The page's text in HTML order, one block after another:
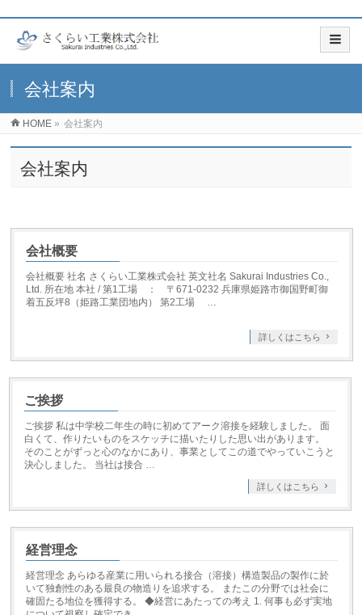
会社案内
HOME » 会社案内
会社案内
会社概要
会社概要 社名 さくらい工業株式会社 英文社名 Sakurai Industries Co.,
Ltd. 所在地 本社 / 第1工場 ： 〒671-0232 兵庫県姫路市御国野町御
着五反坪8（姫路工業団地内） 第2工場 …
詳しくはこちら
ご挨拶
ご挨拶 私は中学校二年生の時に初めてアーク溶接を経験しました。 面
白くて、作りたいものをスケッチに描いたりした思い出があります。
そのことがずっと心のなかにあり、事業としてこの道でやっていこうと
決心しました。 当社は接合 …
詳しくはこちら
経営理念
経営理念 あらゆる産業に用いられる接合（溶接）構造製品の製作に於
いて独創性のある最良の物造りを追求する。 またこの分野では社会に
確固たる地位を獲得する。 ◆経営にあたっての考え 1. 何事も必ず実地